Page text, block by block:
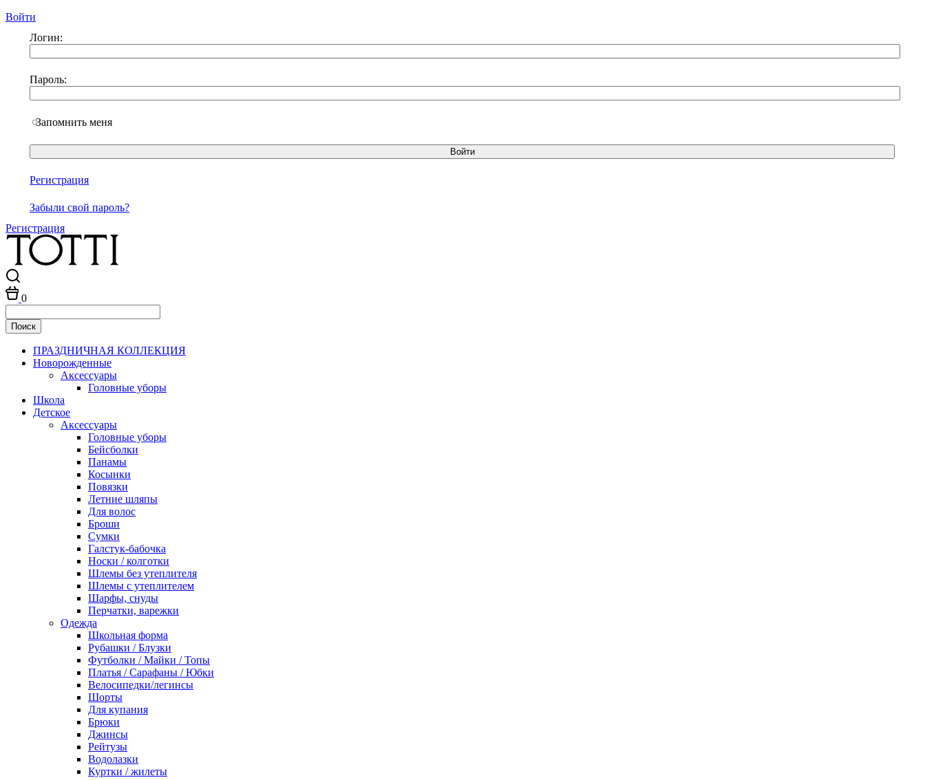
Войти
Логин:
Пароль:
Запомнить меня
Регистрация
Забыли свой пароль?
Регистрация
0
ПРАЗДНИЧНАЯ КОЛЛЕКЦИЯ
Новорожденные
Аксессуары
Головные уборы
Школа
Детское
Аксессуары
Головные уборы
Бейсболки
Панамы
Косынки
Повязки
Летние шляпы
Для волос
Броши
Сумки
Галстук-бабочка
Носки / колготки
Шлемы без утеплителя
Шлемы с утеплителем
Шарфы, снуды
Перчатки, варежки
Одежда
Школьная форма
Рубашки / Блузки
Футболки / Майки / Топы
Платья / Сарафаны / Юбки
Велосипедки/легинсы
Шорты
Для купания
Брюки
Джинсы
Рейтузы
Водолазки
Куртки / жилеты